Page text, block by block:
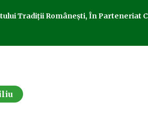
Tradiții Românești, În